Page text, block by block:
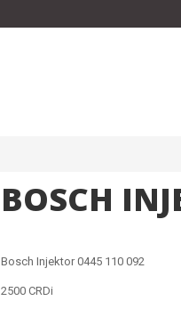
BOSCH
Bosch Injektor 0445 110 092
2500 CRDi